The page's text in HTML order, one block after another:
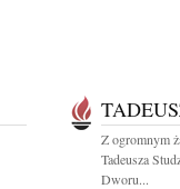
Z ogromnym
Tadeusza
Dworu...